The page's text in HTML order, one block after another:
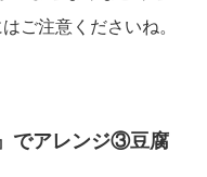
ご注意くださいね。
でアレンジ③豆腐